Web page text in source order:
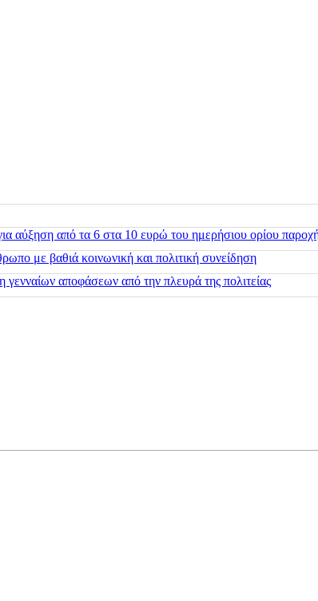
αύξηση από τα 6 στα 10 ευρώ του ημερήσιου ορίου
με βαθιά κοινωνική και πολιτική συνείδηση
αποφάσεων από την πλευρά της πολιτείας